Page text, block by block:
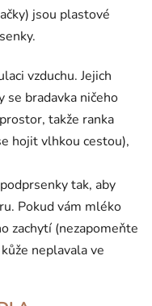
jsou plastové
vzduchu. Jejich
se bradavka ničeho
takže ranka
hojit vlhkou cestou),
tak, aby
Pokud vám mléko
zachytí (nezapomeňte
neplavala ve